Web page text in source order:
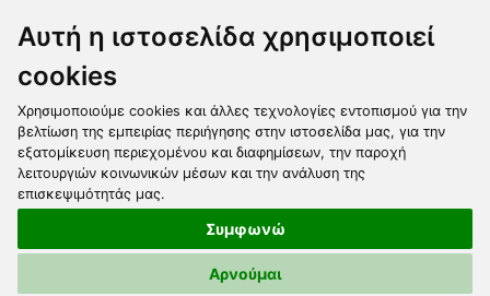
Αυτή η ιστοσελίδα χρησιμοποιεί
cookies
Χρησιμοποιούμε cookies και άλλες τεχνολογίες εντοπισμού για την
βελτίωση της εμπειρίας περιήγησης στην ιστοσελίδα μας, για την
εξατομίκευση περιεχομένου και διαφημίσεων, την παροχή
λειτουργιών κοινωνικών μέσων και την ανάλυση της
επισκεψιμότητάς μας.
Συμφωνώ
Αρνούμαι